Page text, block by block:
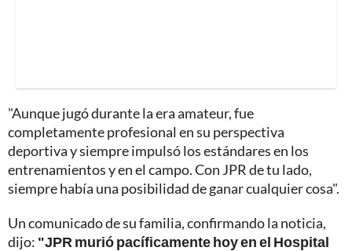
"Aunque jugó durante la era amateur, fue
completamente profesional en su perspectiva
deportiva y siempre impulsó los estándares en los
entrenamientos y en el campo. Con JPR de tu lado,
siempre había una posibilidad de ganar cualquier cosa".
Un comunicado de su familia, confirmando la noticia,
dijo: "JPR murió pacíficamente hoy en el Hospital